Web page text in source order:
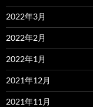
2022年3月
2022年2月
2022年1月
2021年12月
2021年11月